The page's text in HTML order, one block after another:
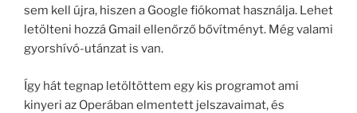
sem kell újra, hiszen a Google fiókomat használja. Lehet
letölteni hozzá Gmail ellenőrző bővítményt. Még valami
gyorshívó-utánzat is van.
Így hát tegnap letöltöttem egy kis programot ami
kinyeri az Operában elmentett jelszavaimat, és